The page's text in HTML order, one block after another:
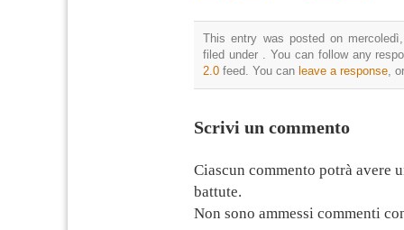
This entry was posted on
filed under . You can follow any
2.0 feed. You can leave a response ,
Scrivi un commento
Ciascun commento potrà avere
battute.
Non sono ammessi commenti